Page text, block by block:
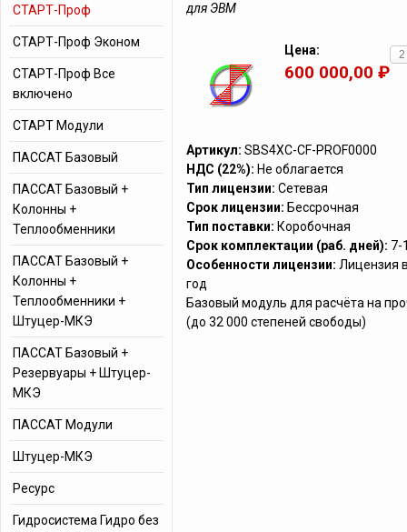
для ЭВМ
Цена:
600 000,00 ₽
Артикул: SBS4XC-CF-PROF0000
НДС (22%): Не облагается
Тип лицензии: Сетевая
Срок лицензии: Бессрочная
Тип поставки: Коробочная
Срок комплектации (раб. дней): 7-
Особенности лицензии: Лицензия
год
Базовый модуль для расчёта на
(до 32 000 степеней свободы)
СТАРТ-Проф
СТАРТ-Проф Эконом
СТАРТ-Проф Все
включено
СТАРТ Модули
ПАССАТ Базовый
ПАССАТ Базовый +
Колонны +
Теплообменники
ПАССАТ Базовый +
Колонны +
Теплообменники +
Штуцер-МКЭ
ПАССАТ Базовый +
Резервуары + Штуцер-
МКЭ
ПАССАТ Модули
Штуцер-МКЭ
Ресурс
Гидросистема Гидро без